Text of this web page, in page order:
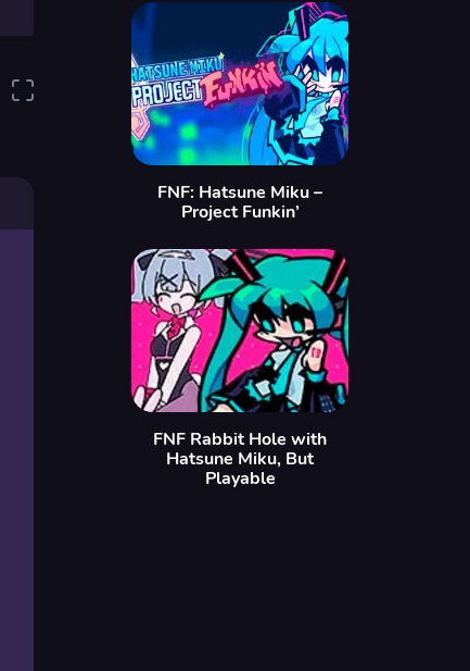
FNF: Hatsune Miku –
Project Funkin’
FNF Rabbit Hole with
Hatsune Miku, But
Playable